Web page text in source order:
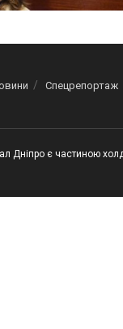
Спецрепортаж
Дніпро є частиною